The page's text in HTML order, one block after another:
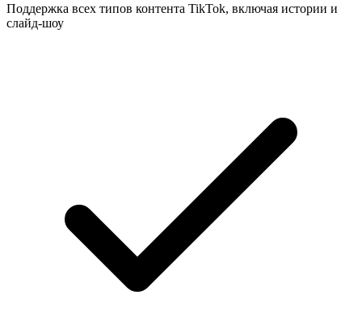
Поддержка всех типов контента TikTok, включая истории и
слайд-шоу